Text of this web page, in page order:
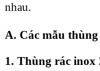
nhau.
A. Các mẫu
1. Thùng rác inox